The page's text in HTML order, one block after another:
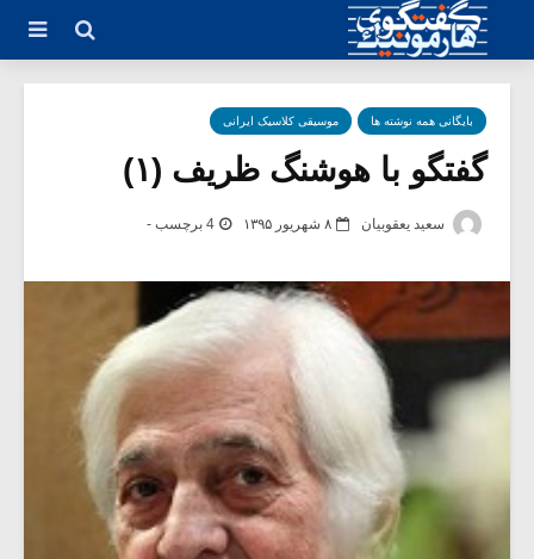
بایگانی همه نوشته ها موسیقی کلاسیک ایرانی
گفتگو با هوشنگ ظریف (۱)
سعید یعقوبیان ۸ شهریور ۱۳۹۵ 4 برچسب -